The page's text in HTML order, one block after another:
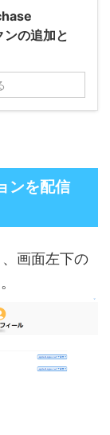
の追加と
ンを配信
画面左下の